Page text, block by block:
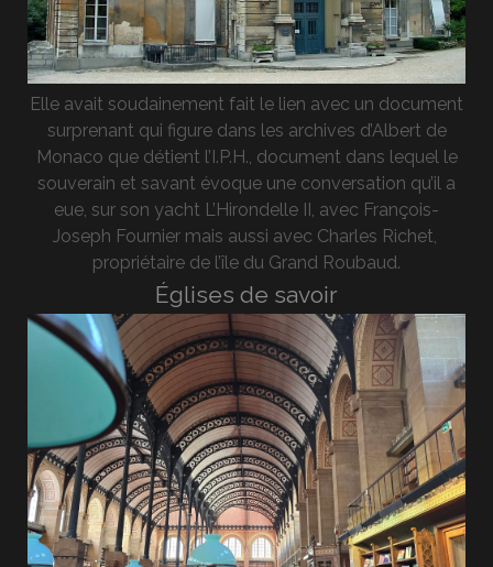
Elle avait soudainement fait le lien avec un document
surprenant qui figure dans les archives d’Albert de
Monaco que détient l’I.P.H., document dans lequel le
souverain et savant évoque une conversation qu’il a
eue, sur son yacht L’Hirondelle II, avec François-
Joseph Fournier mais aussi avec Charles Richet,
propriétaire de l’île du Grand Roubaud.
Églises de savoir